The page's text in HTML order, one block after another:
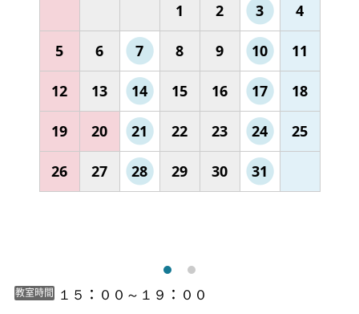
1
2 3 4
5 6 7 8 9 10 11
12 13 14 15 16 17 18
19 20 21 22 23 24 25
26 27 28 29 30 31
教室時間 １５：００～１９：００